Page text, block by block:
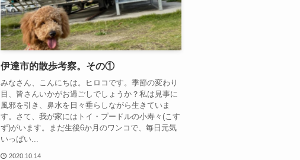
伊達市的散歩考察。その①
みなさん、こんにちは。ヒロコです。季節の変わり
目、皆さんいかがお過ごしでしょうか？私は見事に
風邪を引き、鼻水を日々垂らしながら生きていま
す。さて、我が家にはトイ・プードルの小寿々(こす
ず)がいます。まだ生後6か月のワンコで、毎日元気
いっぱい...
2020.10.14